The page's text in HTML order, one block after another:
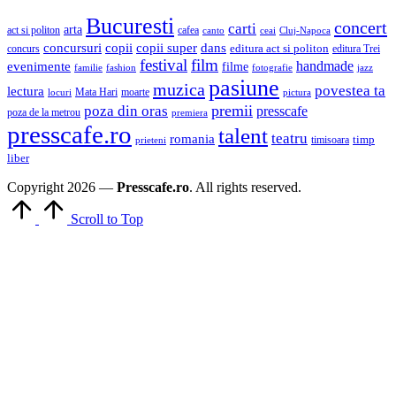
act si politon arta Bucuresti cafea canto carti ceai Cluj-Napoca concert
concurs concursuri copii copii super dans editura act si politon editura Trei
evenimente familie fashion festival film filme fotografie handmade jazz
lectura locuri Mata Hari moarte muzica pasiune pictura povestea ta
poza de la metrou poza din oras premiera premii presscafe
presscafe.ro prieteni romania talent teatru timisoara timp
liber
Copyright 2026 — Presscafe.ro. All rights reserved.
Scroll to Top